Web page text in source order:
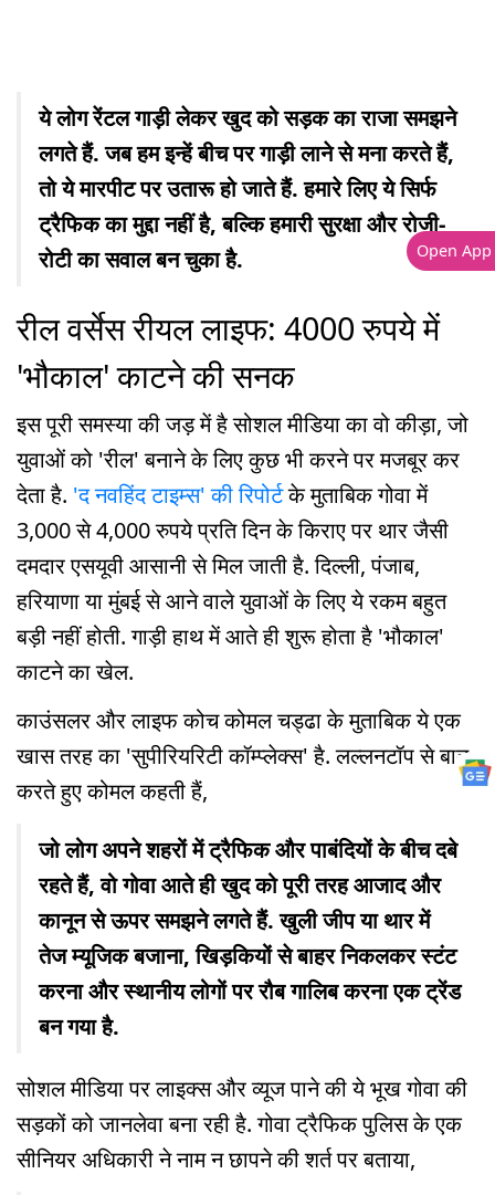
ये लोग रेंटल गाड़ी लेकर खुद को सड़क का राजा समझने
लगते हैं. जब हम इन्हें बीच पर गाड़ी लाने से मना करते हैं,
तो ये मारपीट पर उतारू हो जाते हैं. हमारे लिए ये सिर्फ
ट्रैफिक का मुद्दा नहीं है, बल्कि हमारी सुरक्षा और रोजी-
रोटी का सवाल बन चुका है.
रील वर्सेस रीयल लाइफ: 4000 रुपये में
'भौकाल' काटने की सनक
इस पूरी समस्या की जड़ में है सोशल मीडिया का वो कीड़ा, जो
युवाओं को 'रील' बनाने के लिए कुछ भी करने पर मजबूर कर
देता है. 'द नवहिंद टाइम्स' की रिपोर्टके मुताबिक गोवा में
3,000 से 4,000 रुपये प्रति दिन के किराए पर थार जैसी
दमदार एसयूवी आसानी से मिल जाती है. दिल्ली, पंजाब,
हरियाणा या मुंबई से आने वाले युवाओं के लिए ये रकम बहुत
बड़ी नहीं होती. गाड़ी हाथ में आते ही शुरू होता है 'भौकाल'
काटने का खेल.
काउंसलर और लाइफ कोच कोमल चड्ढा के मुताबिक ये एक
खास तरह का 'सुपीरियरिटी कॉम्प्लेक्स' है. लल्लनटॉप से बात
करते हुए कोमल कहती हैं,
जो लोग अपने शहरों में ट्रैफिक और पाबंदियों के बीच दबे
रहते हैं, वो गोवा आते ही खुद को पूरी तरह आजाद और
कानून से ऊपर समझने लगते हैं. खुली जीप या थार में
तेज म्यूजिक बजाना, खिड़कियों से बाहर निकलकर स्टंट
करना और स्थानीय लोगों पर रौब गालिब करना एक ट्रेंड
बन गया है.
सोशल मीडिया पर लाइक्स और व्यूज पाने की ये भूख गोवा की
सड़कों को जानलेवा बना रही है. गोवा ट्रैफिक पुलिस के एक
सीनियर अधिकारी ने नाम न छापने की शर्त पर बताया,
Open App